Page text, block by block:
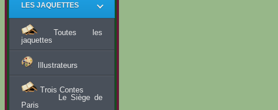
LES JAQUETTES
Toutes les
jaquettes
Illustrateurs
Trois Contes
Le Siège de
Paris